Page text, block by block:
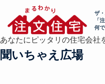
ザ
「
何
あなたにピッタリの住宅会社
聞いちゃえ広場